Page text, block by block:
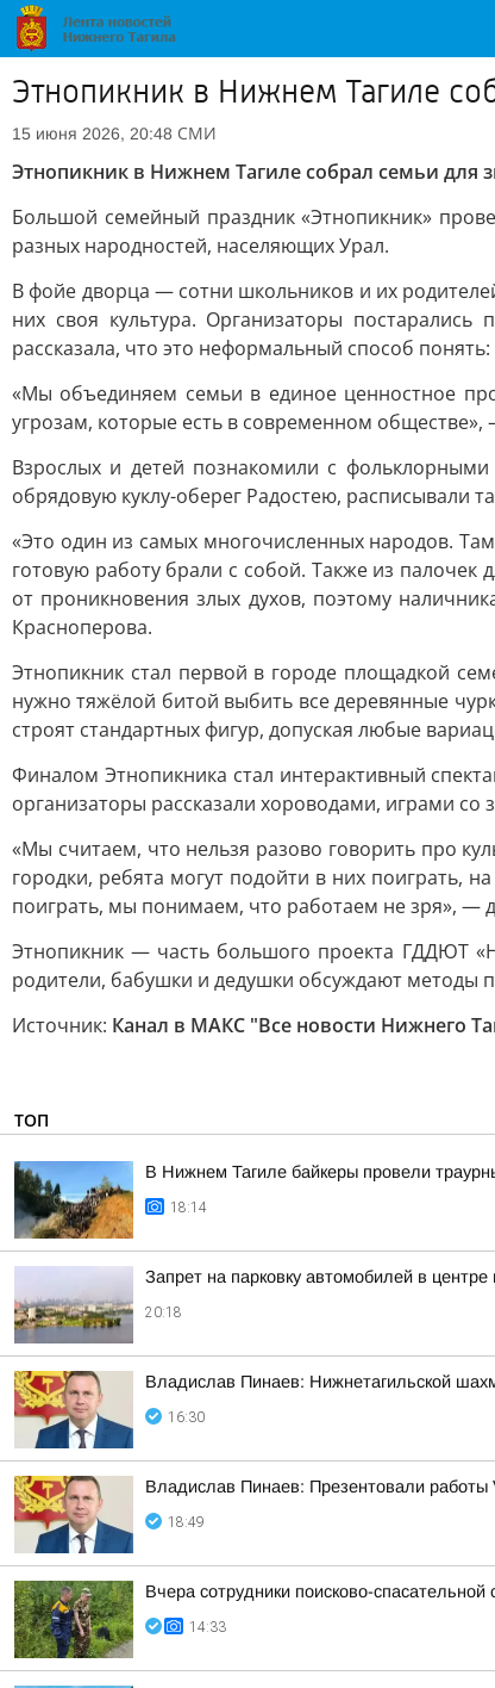
Этнопикник в Нижнем Тагиле
15 июня 2026, 20:48 СМИ
Этнопикник в Нижнем Тагиле собрал семьи для
Большой семейный праздник «Этнопикник»
разных народностей, населяющих Урал.
В фойе дворца — сотни школьников и их
них своя культура. Организаторы
рассказала, что это неформальный способ
«Мы объединяем семьи в единое ценностное
угрозам, которые есть в современном обществе»,
Взрослых и детей познакомили с
обрядовую куклу-оберег Радостею, расписывали
«Это один из самых многочисленных народов.
готовую работу брали с собой. Также из
от проникновения злых духов, поэтому
Красноперова.
Этнопикник стал первой в городе площадкой
нужно тяжёлой битой выбить все деревянные
строят стандартных фигур, допуская любые
Финалом Этнопикника стал интерактивный
организаторы рассказали хороводами, играми со
«Мы считаем, что нельзя разово говорить про
городки, ребята могут подойти в них поиграть,
поиграть, мы понимаем, что работаем не зря», —
Этнопикник — часть большого проекта ГДДЮТ
родители, бабушки и дедушки обсуждают методы
Источник: Канал в МАКС "Все новости Нижнего
ТОП
В Нижнем Тагиле байкеры провели
18:14
Запрет на парковку автомобилей в центре
20:18
Владислав Пинаев: Нижнетагильской
16:30
Владислав Пинаев: Презентовали работы
18:49
Вчера сотрудники поисково-
14:33